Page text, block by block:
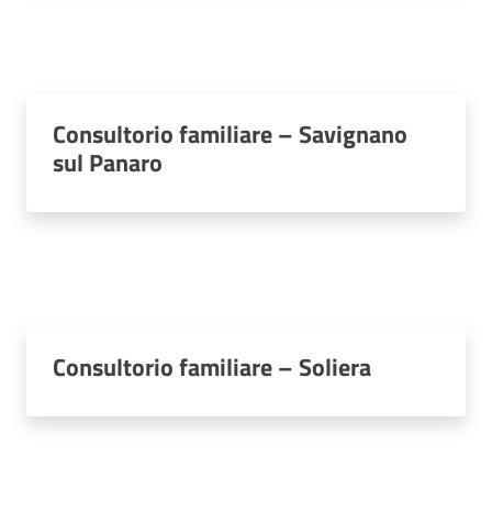
Consultorio familiare – Savignano
sul Panaro
Consultorio familiare – Soliera